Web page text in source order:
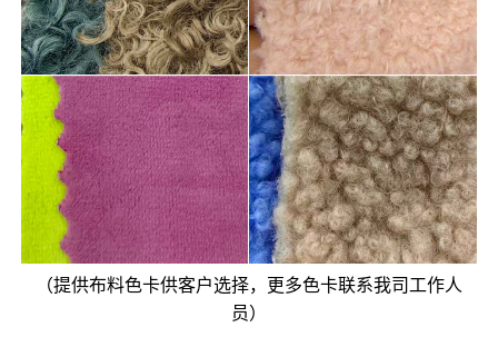
（提供布料色卡供客户选择，更多色卡联系我司工作人
员）